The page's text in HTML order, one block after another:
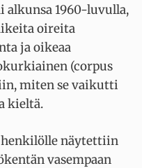
alkunsa 1960-luvulla,
oireita
ja oikeaa
(corpus
miten se vaikutti
kieltä.
henkilölle näytettiin
vasempaan